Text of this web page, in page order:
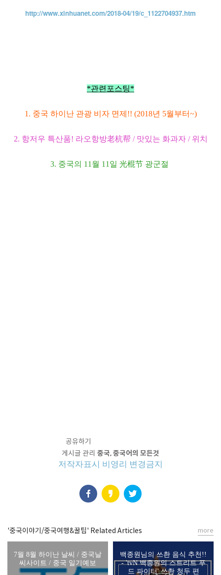
http://www.xinhuanet.com/2018-04/19/c_1122704937.htm
*관련포스팅*
1. 중국 하이난 관광 비자 면제!! (2018년 5월부터~)
2. 항저우 특산품! 라오항방老杭帮 / 맛있는 화과자 / 위치
3. 중국의 11월 11일 光棍节 광군절
공유하기
게시글 관리 중국, 중국어의 모든것
저작자표시 비영리 변경금지
'중국이야기/중국여행&꿀팁' Related Articles
7월 8월 하이난 날씨 / 중국날
씨사이트 / 중국 일기예보
백종원님의 쓰촨 음식 추천!!
- 'tvN 백종원의 스트리트 푸
드 파이터' 쓰촨 청두 편
more